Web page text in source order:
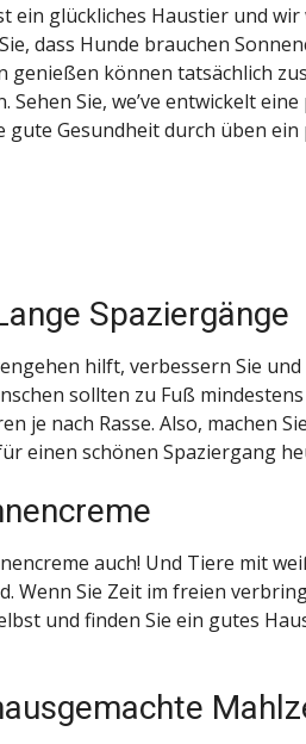
ein glückliches Haustier und
dass Hunde brauchen
genießen können tatsächlich
Sehen Sie, we’ve entwickelt
gute Gesundheit durch üben
Spaziergänge
hilft, verbessern Sie und
sollten zu Fuß
je nach Rasse. Also, machen
einen schönen Spaziergang
auch! Und Tiere mit
Wenn Sie Zeit im freien
und finden Sie ein gutes